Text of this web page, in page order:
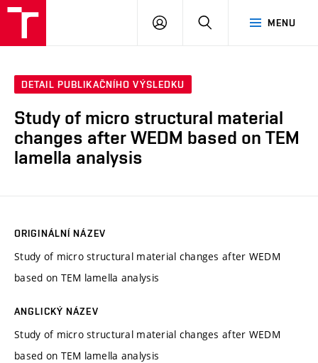
MENU
PŘIHLÁSIT
DETAIL PUBLIKAČNÍHO VÝSLEDKU
Study of micro structural material
changes after WEDM based on TEM
lamella analysis
ORIGINÁLNÍ NÁZEV
Study of micro structural material changes after WEDM
based on TEM lamella analysis
ANGLICKÝ NÁZEV
Study of micro structural material changes after WEDM
based on TEM lamella analysis